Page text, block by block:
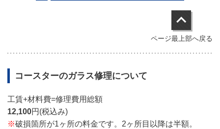
ページ最上部へ戻る
コースターのガラス修理について
工賃+材料費=修理費用総額
12,100円(税込み)
※破損箇所が1ヶ所の料金です。2ヶ所目以降は半額。